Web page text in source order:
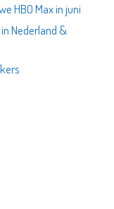
HBO Max in juni
Nederland &